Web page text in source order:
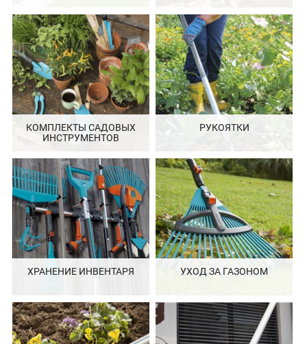
КОМПЛЕКТЫ САДОВЫХ
ИНСТРУМЕНТОВ
РУКОЯТКИ
ХРАНЕНИЕ ИНВЕНТАРЯ УХОД ЗА ГАЗОНОМ